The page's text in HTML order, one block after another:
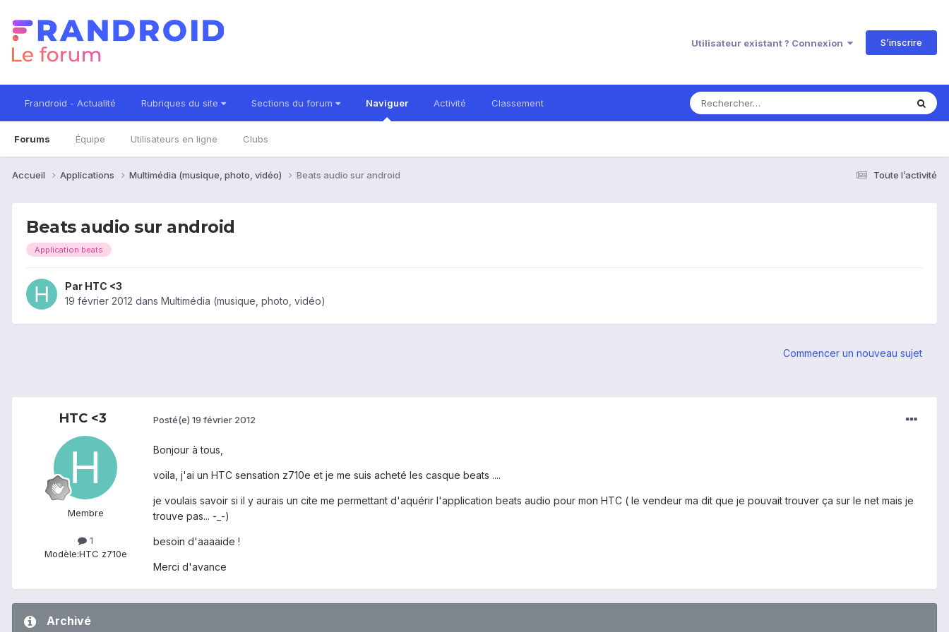
Utilisateur existant ? Connexion S’inscrire
Frandroid - Actualité Rubriques du site Sections du forum Naviguer
Forums Équipe Utilisateurs en ligne Clubs
Activité Classement
Toute l’activité
Accueil Applications Multimédia (musique, photo, vidéo) Beats audio sur android
Beats audio sur android
Application beats
Par HTC <3
19 février 2012 dans Multimédia (musique, photo, vidéo)
Commencer un nouveau sujet
HTC <3
Membre
1
Modèle:HTC z710e
Posté(e) 19 février 2012
Bonjour à tous,
voila, j'ai un HTC sensation z710e et je me suis acheté les casque beats ....
je voulais savoir si il y aurais un cite me permettant d'aquérir l'application beats audio pour mon HTC ( le vendeur ma dit que je pouvait trouver ça sur le net mais je
trouve pas... -_-)
besoin d'aaaaide !
Merci d'avance
Archivé